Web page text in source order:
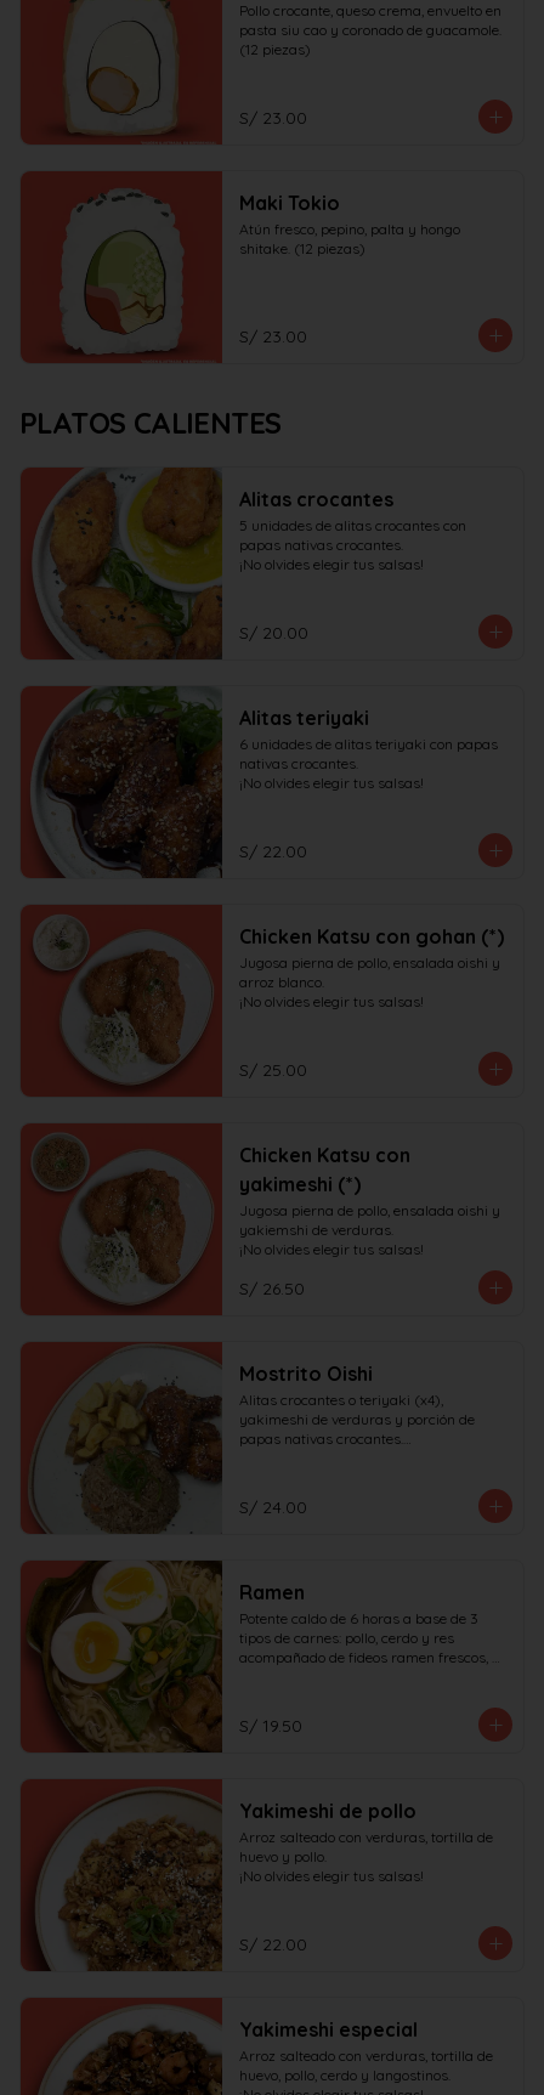
Pollo crocante, queso crema, envuelto en
pasta siu cao y coronado de guacamole.
(12 piezas)
S/ 23.00
Maki Tokio
Atún fresco, pepino, palta y hongo
shitake. (12 piezas)
S/ 23.00
PLATOS CALIENTES
Alitas crocantes
5 unidades de alitas crocantes con
papas nativas crocantes.
¡No olvides elegir tus salsas!
S/ 20.00
Alitas teriyaki
6 unidades de alitas teriyaki con papas
nativas crocantes.
¡No olvides elegir tus salsas!
S/ 22.00
Chicken Katsu con gohan (*)
Jugosa pierna de pollo, ensalada oishi y
arroz blanco.
¡No olvides elegir tus salsas!
S/ 25.00
Chicken Katsu con
yakimeshi (*)
Jugosa pierna de pollo, ensalada oishi y
yakiemshi de verduras.
¡No olvides elegir tus salsas!
S/ 26.50
Mostrito Oishi
Alitas crocantes o teriyaki (x4),
yakimeshi de verduras y porción de
papas nativas crocantes.
S/ 24.00
Ramen
Potente caldo de 6 horas a base de 3
tipos de carnes: pollo, cerdo y res
acompañado de fideos ramen frescos,
S/ 19.50
Yakimeshi de pollo
Arroz salteado con verduras, tortilla de
huevo y pollo.
¡No olvides elegir tus salsas!
S/ 22.00
Yakimeshi especial
Arroz salteado con verduras, tortilla de
huevo, pollo, cerdo y langostinos.